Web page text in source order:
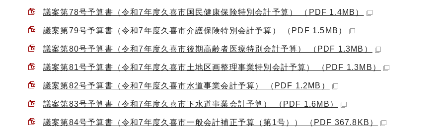
議案第78号予算書（令和7年度久喜市国民健康保険特別会計予算） （PDF 1.4MB）
議案第79号予算書（令和7年度久喜市介護保険特別会計予算） （PDF 1.5MB）
議案第80号予算書（令和7年度久喜市後期高齢者医療特別会計予算） （PDF 1.3MB）
議案第81号予算書（令和7年度久喜市土地区画整理事業特別会計予算） （PDF 1.3MB）
議案第82号予算書（令和7年度久喜市水道事業会計予算） （PDF 1.2MB）
議案第83号予算書（令和7年度久喜市下水道事業会計予算） （PDF 1.6MB）
議案第84号予算書（令和7年度久喜市一般会計補正予算（第1号）） （PDF 367.8KB）